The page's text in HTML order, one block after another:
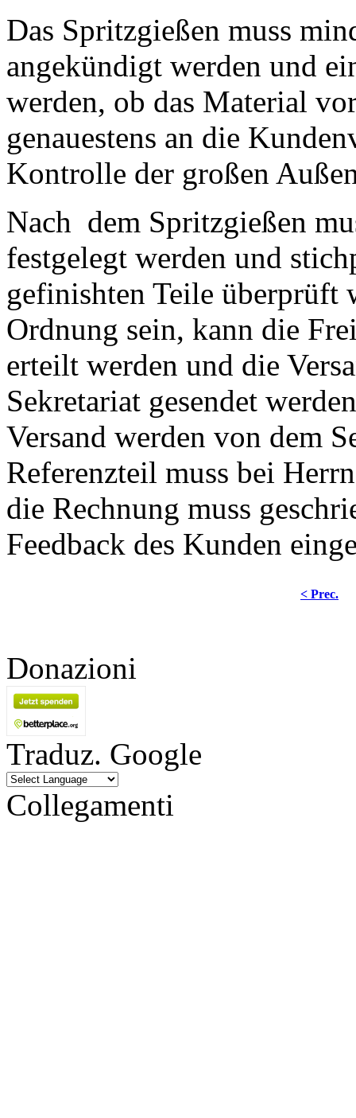
Das Spritzgießen muss
angekündigt werden und
werden, ob das Material
genauestens an die
Kontrolle der großen
Nach dem Spritzgießen
festgelegt werden und
gefinishten Teile überprüft
Ordnung sein, kann die
erteilt werden und die
Sekretariat gesendet
Versand werden von dem
Referenzteil muss bei
die Rechnung muss
Feedback des Kunden
< Prec.
Donazioni
Traduz. Google
Collegamenti